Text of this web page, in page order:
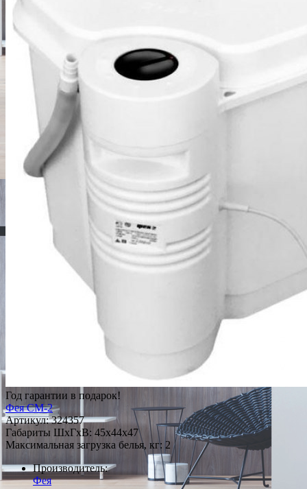
Год гарантии в подарок!
Фея СМ-2
Артикул:324357
Габариты ШxГxВ: 45x44x47
Максимальная загрузка белья, кг: 2
Производитель:
Фея